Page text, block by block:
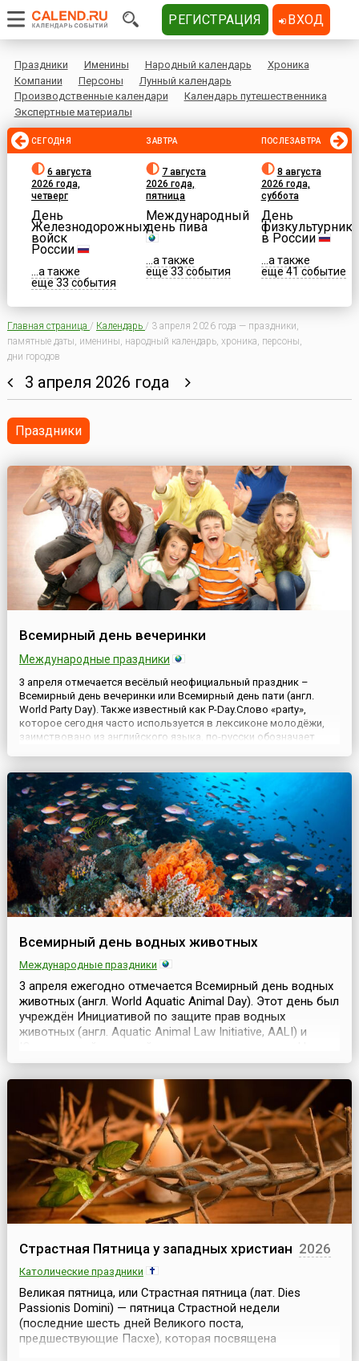
Праздники Именины Народный календарь
Хроника
Компании
Персоны
Лунный календарь
Производственные календари
Календарь путешественника
Экспертные материалы
СЕГОДНЯ
6 августа
2026 года,
четверг
День
Железнодорожных
войск
России
...а также
еще 33 события
ЗАВТРА
7 августа
2026 года,
пятница
Международный
день пива
...а также
еще 33 события
ПОСЛЕЗАВТРА
8 августа
2026 года,
суббота
День
физкультурника
в России
...а также
еще 41 событие
Главная страница / Календарь / 3 апреля 2026 года — праздники,
памятные даты, именины, народный календарь, хроника, персоны,
дни городов
3 апреля 2026 года
Праздники
Всемирный день вечеринки
Международные праздники
3 апреля отмечается весёлый неофициальный праздник –
Всемирный день вечеринки или Всемирный день пати (англ.
World Party Day). Также известный как P-Day.Слово «party»,
которое сегодня часто используется в лексиконе молодёжи,
заимствовано из английского языка, по-русски обозначает
Всемирный день водных животных
Международные праздники
3 апреля ежегодно отмечается Всемирный день водных
животных (англ. World Aquatic Animal Day). Этот день был
учреждён Инициативой по защите прав водных
животных (англ. Aquatic Animal Law Initiative, AALI) и
исследований права животных в колледже Льюиса и
Кларка в 2020 году. С момента основания дата уже
стала ежегодной и получила распространение по ...
Страстная Пятница у западных христиан 2026
Католические праздники
Великая пятница, или Страстная пятница (лат. Dies
Passionis Domini) — пятница Страстной недели
(последние шесть дней Великого поста,
предшествующие Пасхе), которая посвящена
РЕГИСТРАЦИЯ ВХОД